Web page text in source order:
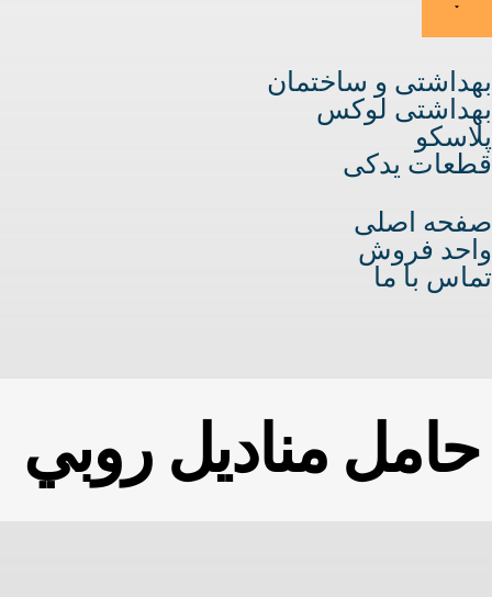
بهداشتی و ساختمان
بهداشتی لوکس
پلاسکو
قطعات یدکی
صفحه اصلی
واحد فروش
تماس با ما
حامل مناديل روبي